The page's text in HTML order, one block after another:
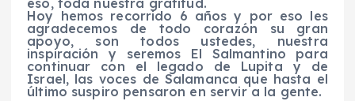
eso, toda nuestra gratitud.
Hoy hemos recorrido 6 años y por eso les
agradecemos de todo corazón su gran
apoyo, son todos ustedes, nuestra
inspiración y seremos El Salmantino para
continuar con el legado de Lupita y de
Israel, las voces de Salamanca que hasta el
último suspiro pensaron en servir a la gente.